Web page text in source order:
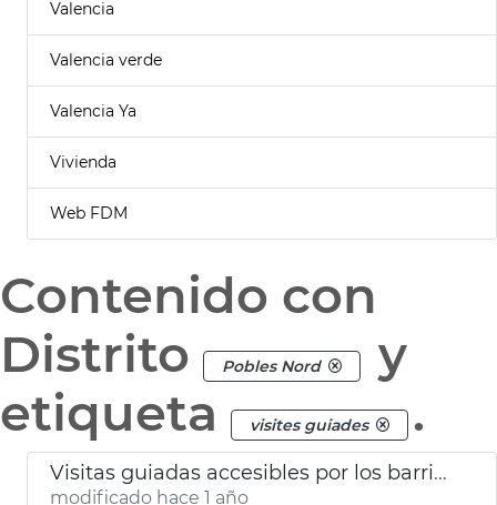
Valencia
Valencia verde
Valencia Ya
Vivienda
Web FDM
Contenido con
Distrito
Pobles Nord
y
etiqueta
visites guiades .
Visitas guiadas accesibles por los barrios de la ciudad
modificado hace 1 año